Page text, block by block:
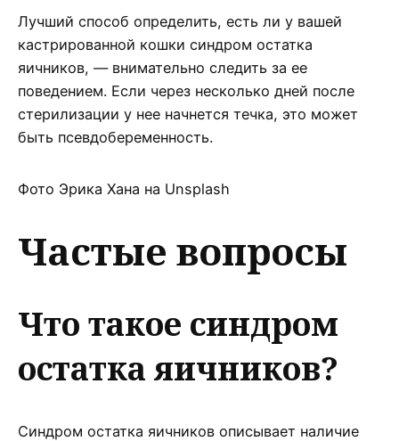
Лучший способ определить, есть ли у вашей
кастрированной кошки синдром остатка
яичников, — внимательно следить за ее
поведением. Если через несколько дней после
стерилизации у нее начнется течка, это может
быть псевдобеременность.
Фото Эрика Хана на Unsplash
Частые вопросы
Что такое синдром
остатка яичников?
Синдром остатка яичников описывает наличие